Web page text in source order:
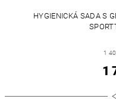
HYGIENICKÁ SADA S
1
1